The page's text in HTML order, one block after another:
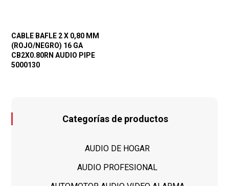
CABLE BAFLE 2 X 0,80 MM
(ROJO/NEGRO) 16 GA
CB2X0.80RN AUDIO PIPE
5000130
Categorías de productos
AUDIO DE HOGAR
AUDIO PROFESIONAL